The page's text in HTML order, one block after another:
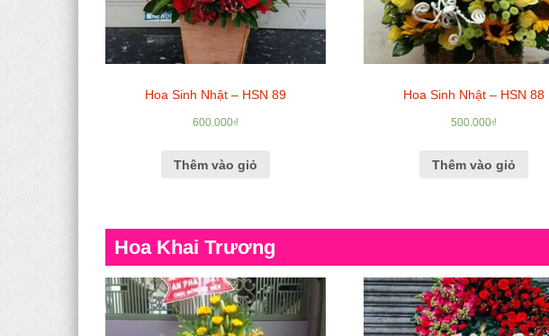
Hoa Sinh Nhật – HSN 89
600.000₫
Thêm vào giỏ
Hoa Sinh Nhật – HSN 88
500.000₫
Thêm vào giỏ
Hoa Khai Trương